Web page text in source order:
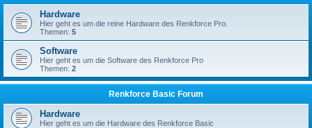
Hardware
Hier geht es um die reine Hardware des Renkforce Pro.
Themen: 5
Software
Hier geht es um die Software des Renkforce Pro
Themen: 2
Renkforce Basic Forum
Hardware
Hier geht es um die Hardware des Renkforce Basic